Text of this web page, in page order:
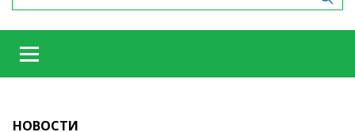
НОВОСТИ